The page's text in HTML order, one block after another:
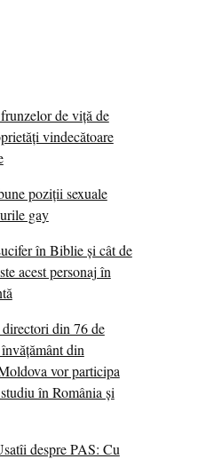
de viță de
vindecătoare
poziții sexuale
gay
în Biblie și cât de
acest personaj în
din 76 de
din
vor participa
în România și
despre PAS: Cu